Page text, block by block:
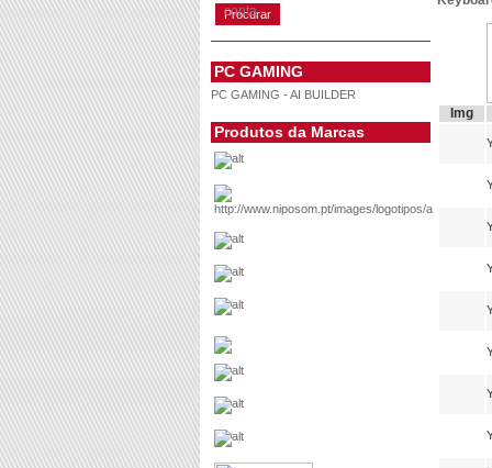
conta
PC GAMING
PC GAMING - AI BUILDER
Produtos da Marcas
Img